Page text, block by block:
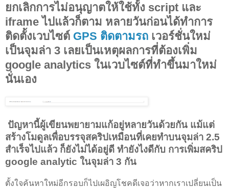
ยกเลิกการไม่อนุญาตให้ใช้ทั้ง script และ
iframe ไปแล้วก็ตาม หลายวันก่อนได้ทำการ
ติดตั้งเวบไซต์ GPS ติดตามรถ เวอร์ชั่นใหม่
เป็นจุมล่า 3 เลยเป็นเหตุผลการที่ต้องเพิ่ม
google analytics ในเวบไซต์ที่ทำขึ้นมาใหม่
นั่นเอง
ปัญหานี้ผู้เขียนพยายามแก้อยู่หลายวันด้วยกัน แม้แต่
สร้างโมดูลเพื่อบรรจุสคริปเหมือนที่เคยทำบนจุมล่า 2.5
สำเร็จไปแล้ว ก็ยังไม่ได้อยู่ดี ทำยังไงดีกับ การเพิ่มสคริป
google analytic ในจุมล่า 3 กัน
ตั้งใจค้นหาใหม่อีกรอบก็ไปเผอิญโชคดีเจอว่าหากเราเปลี่ยนเป็น